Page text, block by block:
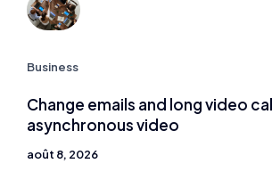
Business
Change emails and long video
asynchronous video
août 8, 2026